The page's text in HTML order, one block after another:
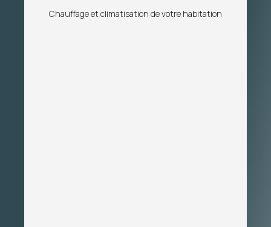
Chauffage et climatisation de votre habitation